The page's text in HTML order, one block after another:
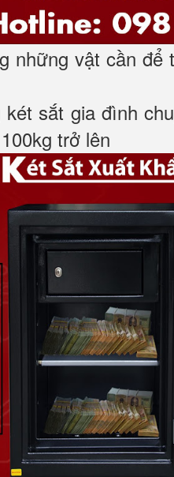
những vật cần để
sắt gia đình
trở lên